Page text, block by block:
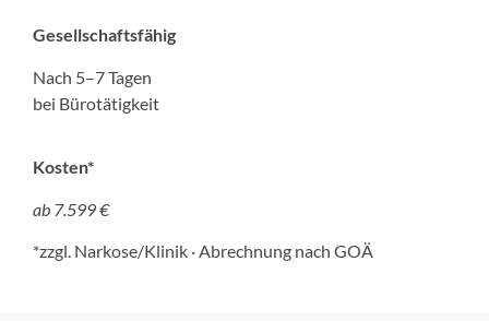
Gesellschaftsfähig
Nach 5–7 Tagen
bei Bürotätigkeit
Kosten*
ab 7.599 €
*zzgl. Narkose/Klinik · Abrechnung nach GOÄ